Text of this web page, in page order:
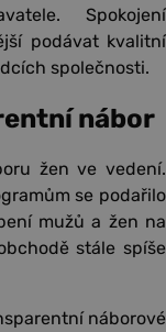
Spokojení
podávat kvalitní
společnosti.
nábor
žen ve vedení.
se podařilo
mužů a žen na
stále spíše
náborové